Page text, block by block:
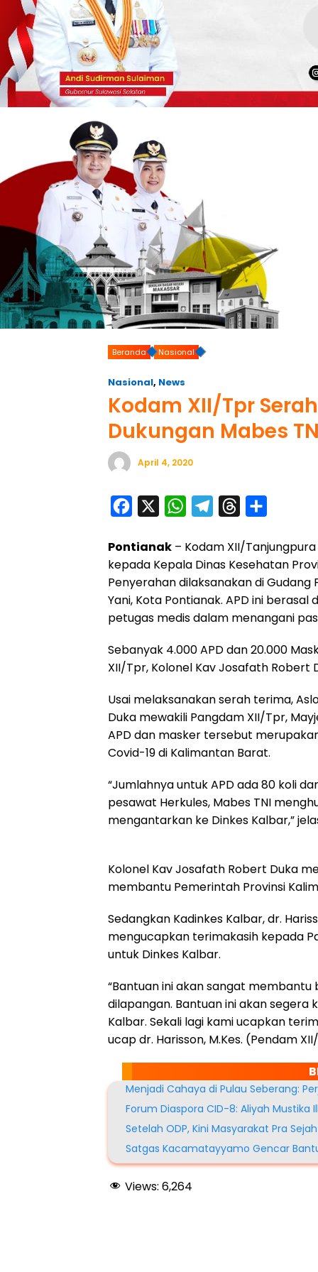
Beranda Nasional
Nasional, News
Kodam XII/Tpr
Dukungan Mabes
April 4, 2020
c
e
b
o
k
W
a
t
s
A
p
l
e
g
r
m
r
e
a
d
a
r
e
Pontianak – Kodam XII/
kepada Kepala Dinas Kesehatan
Penyerahan dilaksanakan di
Yani, Kota Pontianak. APD ini
petugas medis dalam menangani
Sebanyak 4.000 APD dan 20.000
XII/Tpr, Kolonel Kav Josafath Robert
Usai melaksanakan serah terima,
Duka mewakili Pangdam XII/Tpr,
APD dan masker tersebut
Covid-19 di Kalimantan Barat.
“Jumlahnya untuk APD ada 80 koli
pesawat Herkules, Mabes TNI
mengantarkan ke Dinkes Kalbar,”
Kolonel Kav Josafath Robert Duka
membantu Pemerintah Provinsi
Sedangkan Kadinkes Kalbar, dr.
mengucapkan terimakasih kepada
untuk Dinkes Kalbar.
“Bantuan ini akan sangat
dilapangan. Bantuan ini akan
Kalbar. Sekali lagi kami ucapkan
ucap dr. Harisson, M.Kes. (Pendam
Menjadi Cahaya di Pulau Seberang:
Forum Diaspora CID-8: Aliyah Mustika
Setelah ODP, Kini Masyarakat Pra
Satgas Kacamatayyamo Gencar
Views: 6,264